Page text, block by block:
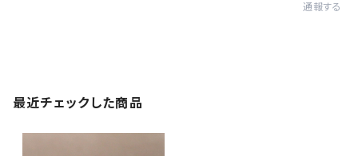
通報する
最近チェックした商品